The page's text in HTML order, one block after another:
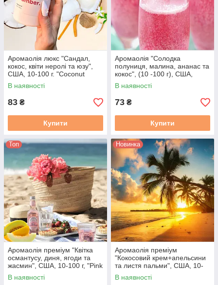
Аромаолія люкс "Сандал,
кокос, квіти неролі та юзу",
США, 10-100 г. "Coconut
sandalwood & amber",
Makesy. Уп. 10 г
В наявності
83 ₴
Купити
Аромаолія "Солодка
полуниця, малина, ананас та
кокос", (10 -100 г), США,
"Strawberry" French Color. 10
гВ наявності
73 ₴
Купити
Топ
Аромаолія преміум "Квітка
османтусу, диня, ягоди та
жасмин", США, 10-100 г, "Pink
Sands". Midwest
В наявності
Новинка
Аромаолія преміум
"Кокосовий крем+апельсини
та листя пальми", США, 10-
100 г, "Solar Sands", СС
В наявності